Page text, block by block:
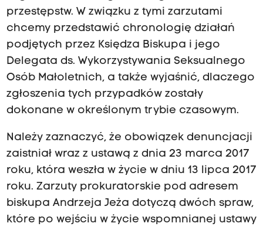
przestępstw. W związku z tymi zarzutami
chcemy przedstawić chronologię działań
podjętych przez Księdza Biskupa i jego
Delegata ds. Wykorzystywania Seksualnego
Osób Małoletnich, a także wyjaśnić, dlaczego
zgłoszenia tych przypadków zostały
dokonane w określonym trybie czasowym.
Należy zaznaczyć, że obowiązek denuncjacji
zaistniał wraz z ustawą z dnia 23 marca 2017
roku, która weszła w życie w dniu 13 lipca 2017
roku. Zarzuty prokuratorskie pod adresem
biskupa Andrzeja Jeża dotyczą dwóch spraw,
które po wejściu w życie wspomnianej ustawy